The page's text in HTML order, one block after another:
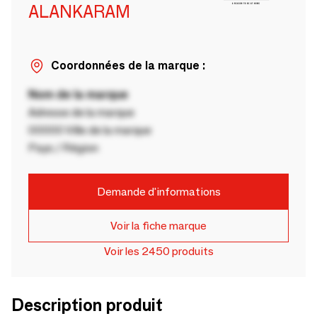
ALANKARAM
Coordonnées de la marque :
Nom de la marque
Adresse de la marque
00000 Ville de la marque
Pays / Région
Demande d'informations
Voir la fiche marque
Voir les 2450 produits
Description produit